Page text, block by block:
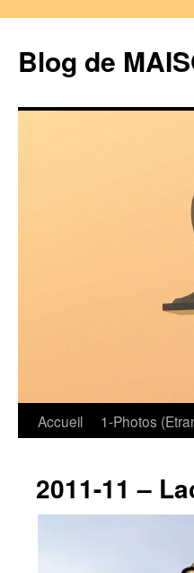
Blog de
Aller
contenu
Accueil 1-Photos
2011-11 –